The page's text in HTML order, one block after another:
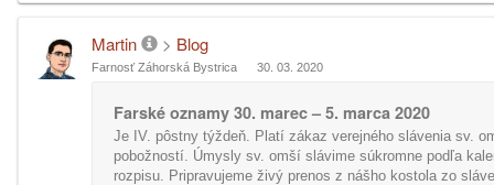
Martin > Blog
Farnosť Záhorská Bystrica 30. 03. 2020
Farské oznamy 30. marec – 5. marca 2020
Je IV. pôstny týždeň. Platí zákaz verejného slávenia sv.
pobožností. Úmysly sv. omší slávime súkromne podľa
rozpisu. Pripravujeme živý prenos z nášho kostola zo